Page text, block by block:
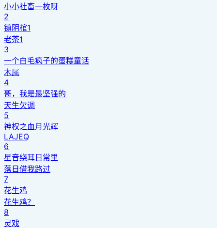
小小社畜一枚呀
2
镇阴棺1
老茶1
3
一个白毛疯子的蛋糕童话
木属
4
哥，我是最坚强的
天生欠调
5
神权之血月光辉
LAJEQ
6
星音绕耳日常里
落日借我路过
7
花生鸡
花生鸡？
8
灵戏